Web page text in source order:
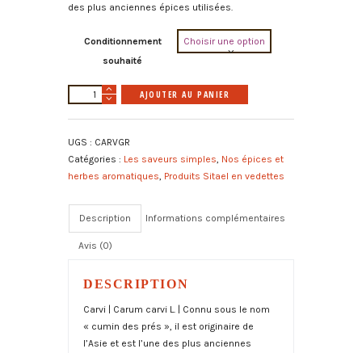
des plus anciennes épices utilisées.
Conditionnement
souhaité
quantité
graines
bio
AJOUTER AU PANIER
r
n
UGS : CARVGR
Catégories : Les saveurs simples, Nos épices et
herbes aromatiques, Produits Sitael en vedettes
Description Informations complémentaires
Avis (0)
DESCRIPTION
Carvi | Carum carvi L. | Connu sous le nom
« cumin des prés », il est originaire de
l’Asie et est l’une des plus anciennes